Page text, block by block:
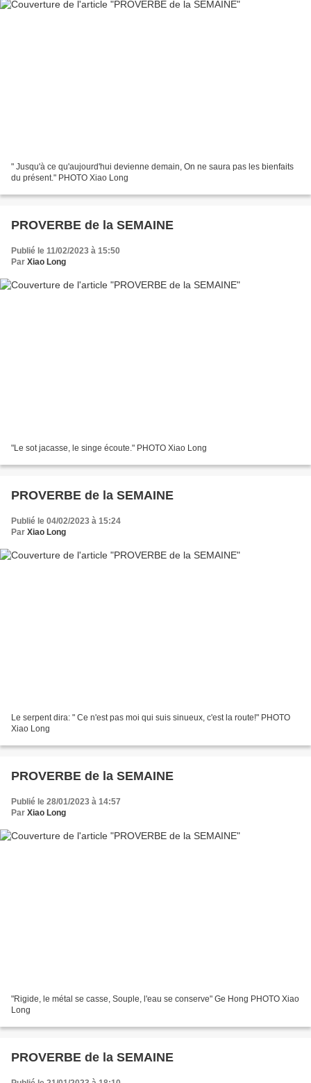
" Jusqu'à ce qu'aujourd'hui devienne demain, On ne saura pas les bienfaits
du présent." PHOTO Xiao Long
PROVERBE de la SEMAINE
Publié le 11/02/2023 à 15:50
Par Xiao Long
"Le sot jacasse, le singe écoute." PHOTO Xiao Long
PROVERBE de la SEMAINE
Publié le 04/02/2023 à 15:24
Par Xiao Long
Le serpent dira: " Ce n'est pas moi qui suis sinueux, c'est la route!" PHOTO
Xiao Long
PROVERBE de la SEMAINE
Publié le 28/01/2023 à 14:57
Par Xiao Long
"Rigide, le métal se casse, Souple, l'eau se conserve" Ge Hong PHOTO Xiao
Long
PROVERBE de la SEMAINE